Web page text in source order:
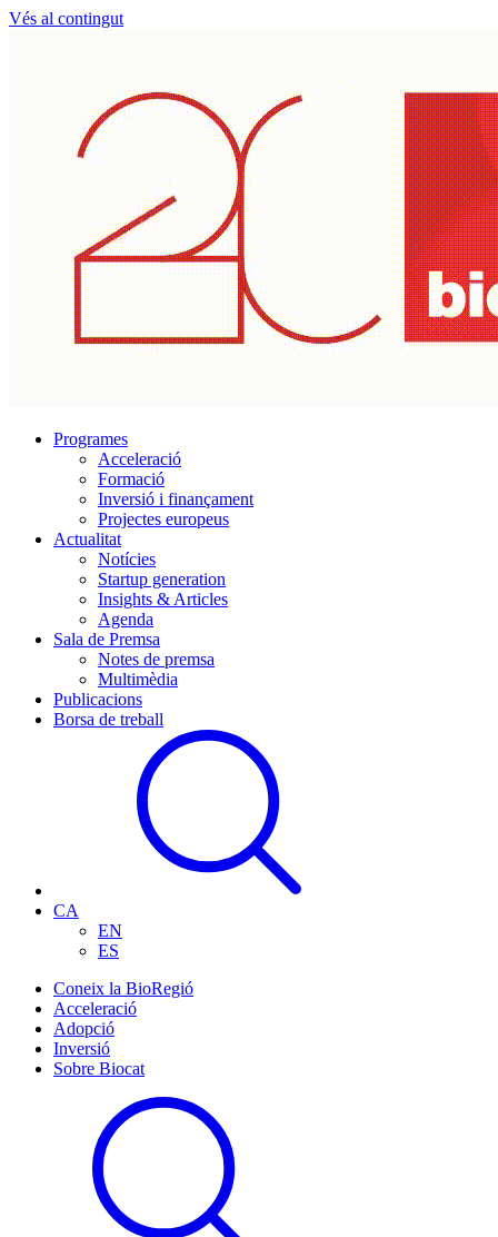
Vés al contingut
Programes
Acceleració
Formació
Inversió i finançament
Projectes europeus
Actualitat
Notícies
Startup generation
Insights & Articles
Agenda
Sala de Premsa
Notes de premsa
Multimèdia
Publicacions
Borsa de treball
CA
EN
ES
Coneix la BioRegió
Acceleració
Adopció
Inversió
Sobre Biocat